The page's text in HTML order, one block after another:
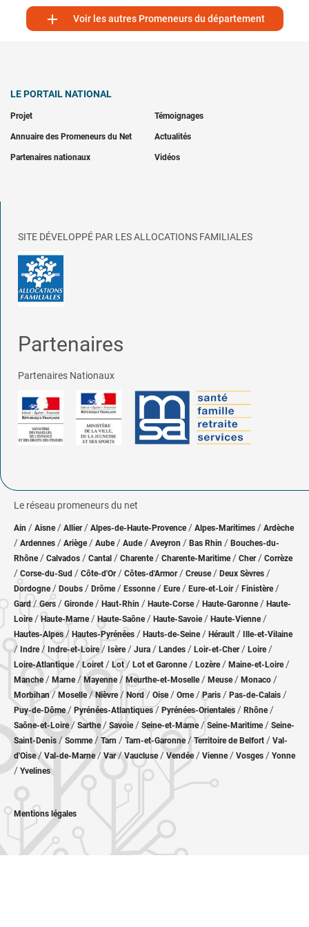
 Voir les autres Promeneurs du département
LE PORTAIL NATIONAL
Projet Témoignages
Annuaire des Promeneurs du Net Actualités
Partenaires nationaux Vidéos
SITE DÉVELOPPÉ PAR LES ALLOCATIONS FAMILIALES
Partenaires
Partenaires Nationaux
Le réseau promeneurs du net
Ain / Aisne/ Allier/ Alpes-de-Haute-Provence / Alpes-Maritimes / Ardèche
/ Ardennes / Ariège/ Aube/ Aude / Aveyron / Bas Rhin / Bouches-du-
Rhône/ Calvados / Cantal / Charente / Charente-Maritime/ Cher / Corrèze
/ Corse-du-Sud / Côte-d'Or / Côtes-d'Armor/ Creuse/ Deux Sèvres /
Dordogne/ Doubs / Drôme/ Essonne / Eure/ Eure-et-Loir / Finistère/
Gard/Gers / Gironde/ Haut-Rhin / Haute-Corse/ Haute-Garonne/ Haute-
Loire/Haute-Marne/ Haute-Saône/ Haute-Savoie/ Haute-Vienne/
Hautes-Alpes/ Hautes-Pyrénées / Hauts-de-Seine/ Hérault / Ille-et-Vilaine
/ Indre/ Indre-et-Loire/ Isère/ Jura / Landes / Loir-et-Cher/ Loire/
Loire-Atlantique/ Loiret / Lot/ Lot et Garonne/ Lozère / Maine-et-Loire/
Manche/ Marne/ Mayenne/ Meurthe-et-Moselle/ Meuse/ Monaco /
Morbihan/ Moselle/ Nièvre / Nord/ Oise / Orne/Paris / Pas-de-Calais /
Puy-de-Dôme/ Pyrénées-Atlantiques / Pyrénées-Orientales / Rhône/
Saône-et-Loire/ Sarthe/ Savoie/ Seine-et-Marne/ Seine-Maritime/ Seine-
Saint-Denis /Somme/ Tarn / Tarn-et-Garonne/Territoire de Belfort / Val-
d'Oise/ Val-de-Marne/Var/Vaucluse/ Vendée/ Vienne/ Vosges / Yonne
/ Yvelines
Mentions légales